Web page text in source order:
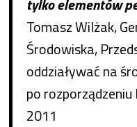
tylko elementów
Tomasz Wilżak,
Środowiska,
oddziaływać na
po
2011